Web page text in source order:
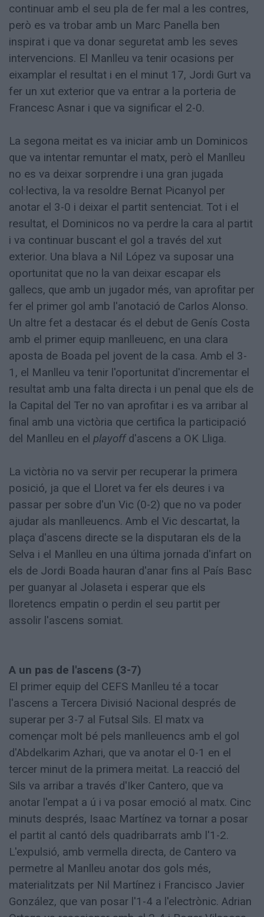
continuar amb el seu pla de fer mal a les contres,
però es va trobar amb un Marc Panella ben
inspirat i que va donar seguretat amb les seves
intervencions. El Manlleu va tenir ocasions per
eixamplar el resultat i en el minut 17, Jordi Gurt va
fer un xut exterior que va entrar a la porteria de
Francesc Asnar i que va significar el 2-0.
La segona meitat es va iniciar amb un Dominicos
que va intentar remuntar el matx, però el Manlleu
no es va deixar sorprendre i una gran jugada
col·lectiva, la va resoldre Bernat Picanyol per
anotar el 3-0 i deixar el partit sentenciat. Tot i el
resultat, el Dominicos no va perdre la cara al partit
i va continuar buscant el gol a través del xut
exterior. Una blava a Nil López va suposar una
oportunitat que no la van deixar escapar els
gallecs, que amb un jugador més, van aprofitar per
fer el primer gol amb l'anotació de Carlos Alonso.
Un altre fet a destacar és el debut de Genís Costa
amb el primer equip manlleuenc, en una clara
aposta de Boada pel jovent de la casa. Amb el 3-
1, el Manlleu va tenir l'oportunitat d'incrementar el
resultat amb una falta directa i un penal que els de
la Capital del Ter no van aprofitar i es va arribar al
final amb una victòria que certifica la participació
del Manlleu en el playoffd'ascens a OK Lliga.
La victòria no va servir per recuperar la primera
posició, ja que el Lloret va fer els deures i va
passar per sobre d'un Vic (0-2) que no va poder
ajudar als manlleuencs. Amb el Vic descartat, la
plaça d'ascens directe se la disputaran els de la
Selva i el Manlleu en una última jornada d'infart on
els de Jordi Boada hauran d'anar fins al País Basc
per guanyar al Jolaseta i esperar que els
lloretencs empatin o perdin el seu partit per
assolir l'ascens somiat.
A un pas de l'ascens (3-7)
El primer equip del CEFS Manlleu té a tocar
l'ascens a Tercera Divisió Nacional després de
superar per 3-7 al Futsal Sils. El matx va
començar molt bé pels manlleuencs amb el gol
d'Abdelkarim Azhari, que va anotar el 0-1 en el
tercer minut de la primera meitat. La reacció del
Sils va arribar a través d'Iker Cantero, que va
anotar l'empat a ú i va posar emoció al matx. Cinc
minuts després, Isaac Martínez va tornar a posar
el partit al cantó dels quadribarrats amb l'1-2.
L'expulsió, amb vermella directa, de Cantero va
permetre al Manlleu anotar dos gols més,
materialitzats per Nil Martínez i Francisco Javier
González, que van posar l'1-4 a l'electrònic. Adrian